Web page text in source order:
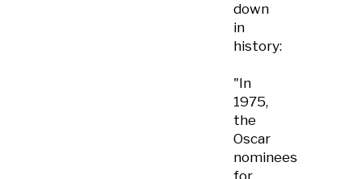
down
in
history:
"In
1975,
the
Oscar
nominees
for